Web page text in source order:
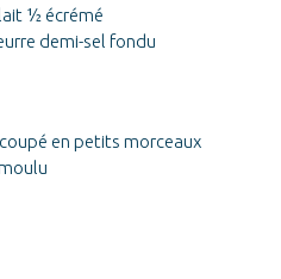
½ écrémé
demi-sel fondu
en petits morceaux